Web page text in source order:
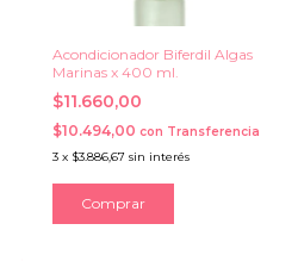
Acondicionador Biferdil Algas
Marinas x 400 ml.
$11.660,00
$10.494,00 con Transferencia
3 x $3.886,67 sin interés